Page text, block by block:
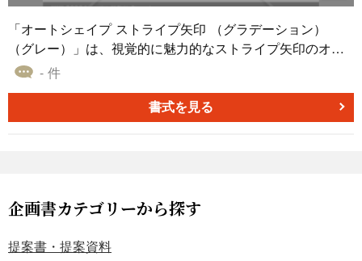
「オートシェイプ ストライプ矢印 （グラデーション）
（グレー）」は、視覚的に魅力的なストライプ矢印のオー
トシェイプ素材です。情報の強調や方向性の指示に最適で
トでの方向性の示唆、フローチャートでの特定のアクショ
ンのハイライト、または教育資料での重要な学習ポイント
- 件
書式を見る
企画書カテゴリーから探す
提案書・提案資料